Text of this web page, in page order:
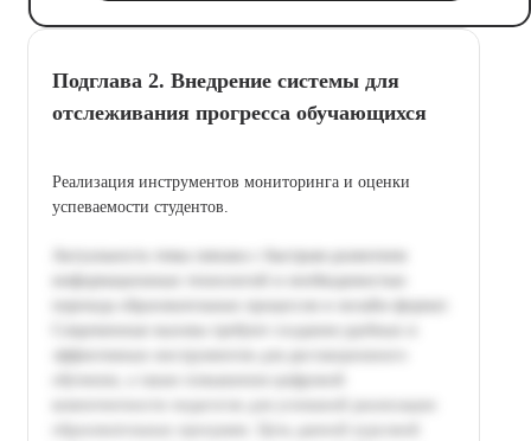
Подглава 2. Внедрение системы для
отслеживания прогресса обучающихся
Реализация инструментов мониторинга и оценки
успеваемости студентов.